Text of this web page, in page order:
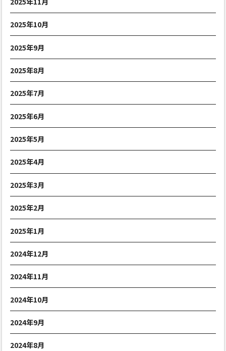
2025年10月
2025年9月
2025年8月
2025年7月
2025年6月
2025年5月
2025年4月
2025年3月
2025年2月
2025年1月
2024年12月
2024年11月
2024年10月
2024年9月
2024年8月